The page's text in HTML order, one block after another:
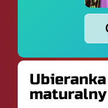
maturalny